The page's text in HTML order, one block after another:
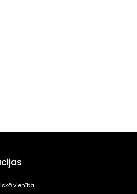
vienība